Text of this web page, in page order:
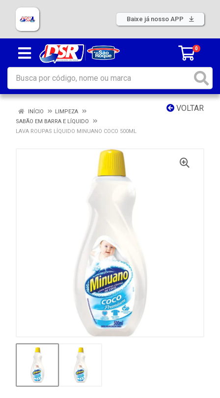
Baixe já nosso APP
0
VOLTAR
INÍCIO
LIMPEZA
SABÃO EM BARRA E LÍQUIDO
LAVA ROUPAS LÍQUIDO MINUANO COCO 500ML